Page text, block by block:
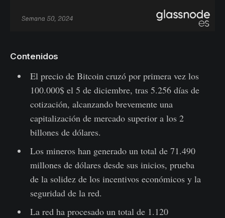
Contenidos
El precio de Bitcoin cruzó por primera vez los
100.000$ el 5 de diciembre, tras 5.256 días de
cotización, alcanzando brevemente una
capitalización de mercado superior a los 2
billones de dólares.
Los mineros han generado un total de 71.490
millones de dólares desde sus inicios, prueba
de la solidez de los incentivos económicos y la
seguridad de la red.
La red ha procesado un total de 1.120